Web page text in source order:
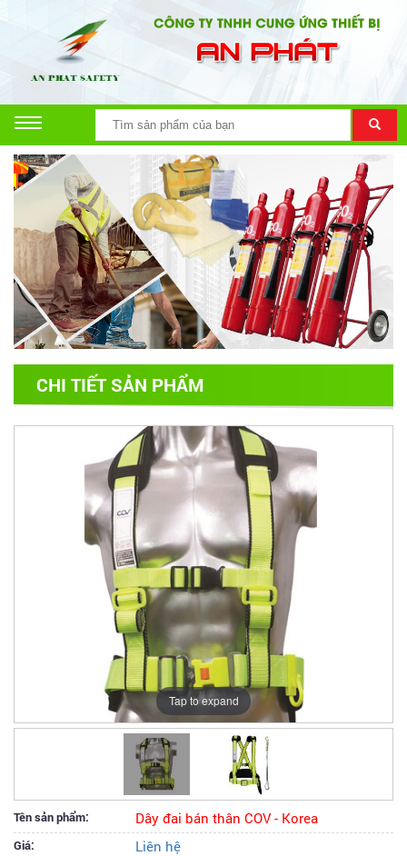
CHI TIẾT SẢN PHẨM
Tap to expand
Tên sản phẩm: Dây đai bán thân COV - Korea
Giá: Liên hệ